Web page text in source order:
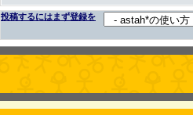
投稿するにはまず登録を